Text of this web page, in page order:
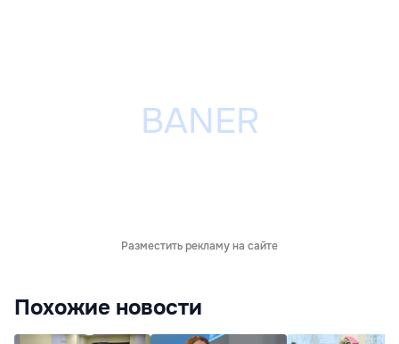
Разместить рекламу на сайте
Похожие новости